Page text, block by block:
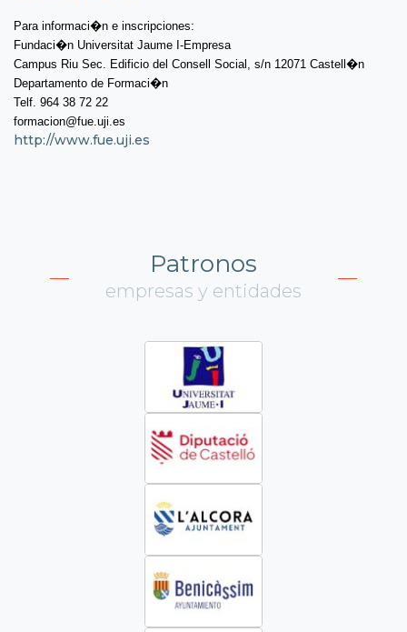
Para informaci�n e inscripciones:
Fundaci�n Universitat Jaume I-Empresa
Campus Riu Sec. Edificio del Consell Social, s/n 12071 Castell�n
Departamento de Formaci�n
Telf. 964 38 72 22
formacion@fue.uji.es
http://www.fue.uji.es
Patronos
empresas y entidades